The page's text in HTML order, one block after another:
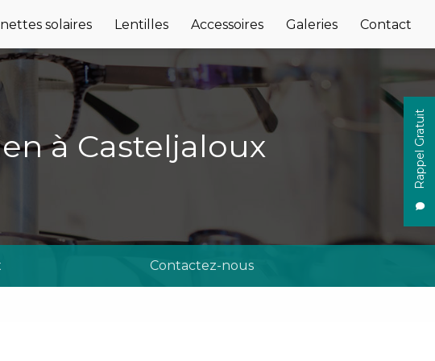
Rappel Gratuit
solaires Lentilles Accessoires Galeries Contact
à Casteljaloux
Contactez-nous